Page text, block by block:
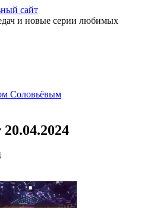
сайт
и новые серии любимых
Соловьёвым